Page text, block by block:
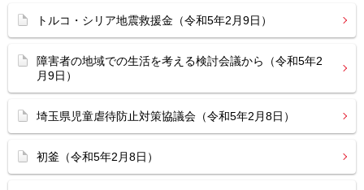
トルコ・シリア地震救援金（令和5年2月9日）
障害者の地域での生活を考える検討会議から（令和5年2
月9日）
埼玉県児童虐待防止対策協議会（令和5年2月8日）
初釜（令和5年2月8日）